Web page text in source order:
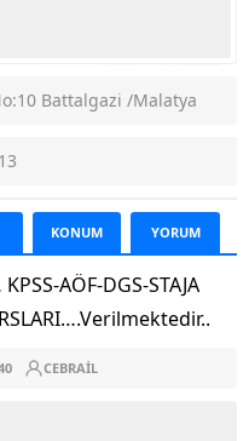
Battalgazi /Malatya
KONUM YORUM
AÖF-DGS-STAJA
CEBRAIL